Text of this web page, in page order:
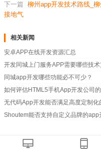
下一篇 柳州app开发技术路线_
接地气
相关新闻
安卓APP在线开发资源汇总
开发同城上门服务APP需要哪些技术
同城app开发哪些功能必不可少？
如何评估HTML5手机App开发公司
无代码App开发能否满足高度定制化
Shoutem能否支持自定义品牌的app